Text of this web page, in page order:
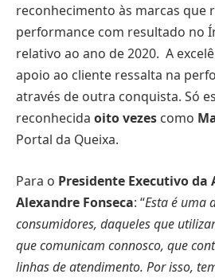
reconhecimento às marcas que
performance com resultado no
relativo ao ano de 2020. A
apoio ao cliente ressalta na
através de outra conquista. Só
reconhecida oito vezes como
Portal da Queixa.
Para o Presidente Executivo
Alexandre Fonseca: “Esta é uma
consumidores, daqueles que
que comunicam connosco, que
linhas de atendimento. Por isso,